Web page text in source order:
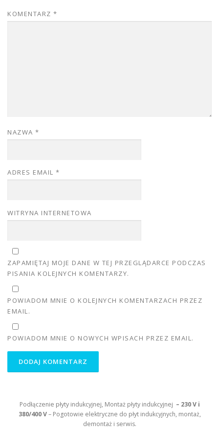
KOMENTARZ *
NAZWA *
ADRES EMAIL *
WITRYNA INTERNETOWA
ZAPAMIĘTAJ MOJE DANE W TEJ PRZEGLĄDARCE PODCZAS
PISANIA KOLEJNYCH KOMENTARZY.
POWIADOM MNIE O KOLEJNYCH KOMENTARZACH PRZEZ
EMAIL.
POWIADOM MNIE O NOWYCH WPISACH PRZEZ EMAIL.
Podłączenie płyty indukcyjnej, Montaż płyty indukcyjnej – 230 V i
380/400 V– Pogotowie elektryczne do płyt indukcyjnych, montaż,
demontaż i serwis.